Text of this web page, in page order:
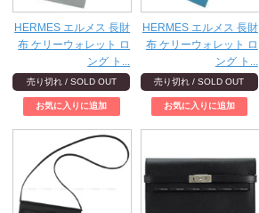
HERMES エルメス 長財
布 ケリーウォレット ロ
ング ト...
売り切れ / SOLD OUT
HERMES エルメス 長財
布 ケリーウォレット ロ
ング ト...
売り切れ / SOLD OUT